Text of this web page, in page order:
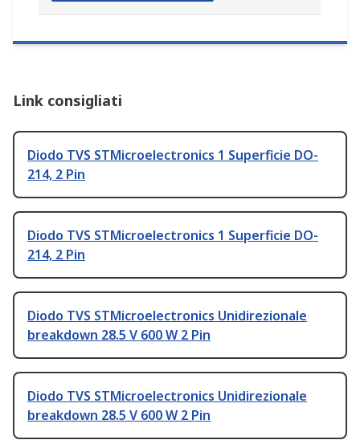
Link consigliati
Diodo TVS STMicroelectronics 1 Superficie DO-
214, 2 Pin
Diodo TVS STMicroelectronics 1 Superficie DO-
214, 2 Pin
Diodo TVS STMicroelectronics Unidirezionale
breakdown 28.5 V 600 W 2 Pin
Diodo TVS STMicroelectronics Unidirezionale
breakdown 28.5 V 600 W 2 Pin